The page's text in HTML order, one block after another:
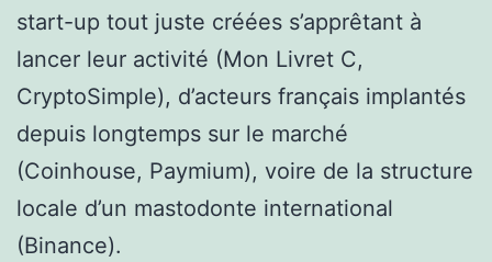
start-up tout juste créées s’apprêtant à
lancer leur activité (Mon Livret C,
CryptoSimple), d’acteurs français implantés
depuis longtemps sur le marché
(Coinhouse, Paymium), voire de la structure
locale d’un mastodonte international
(Binance).